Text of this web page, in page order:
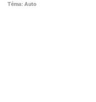
Téma: Auto